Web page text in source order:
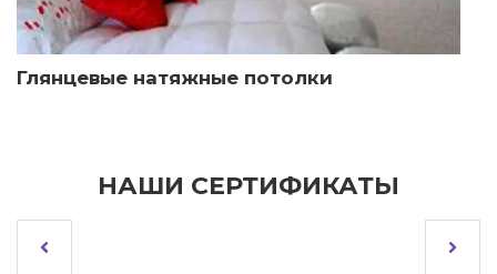
Глянцевые натяжные потолки
НАШИ СЕРТИФИКАТЫ